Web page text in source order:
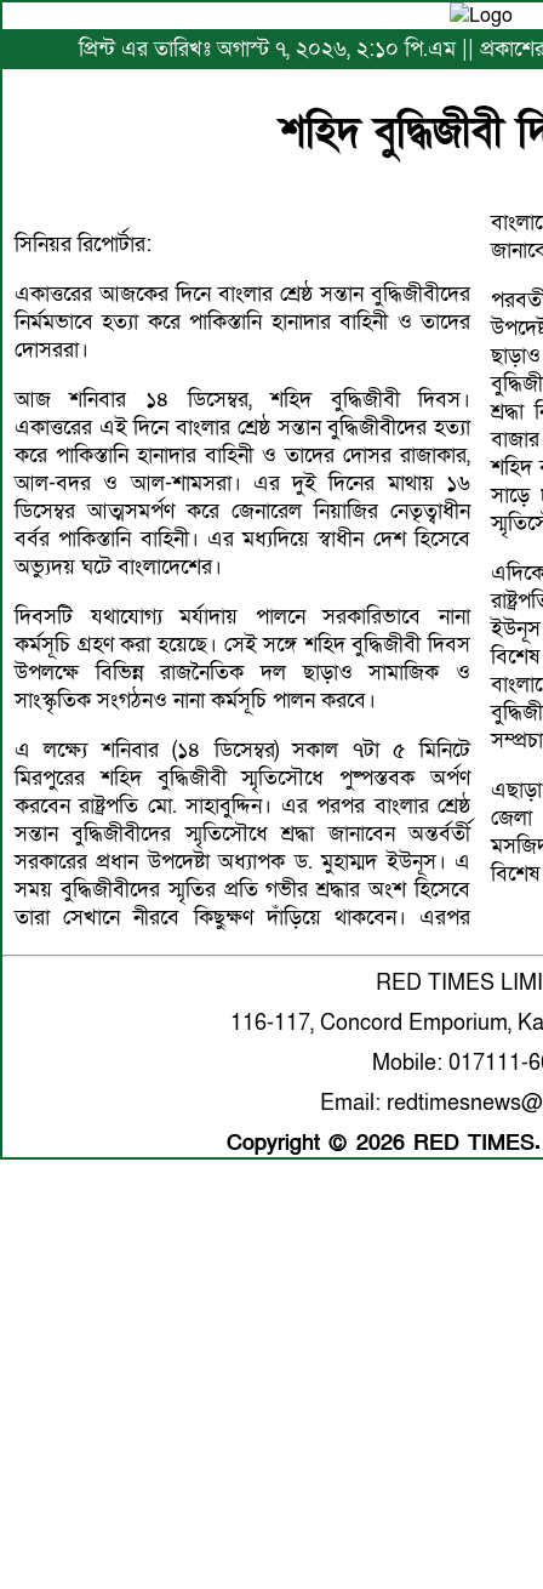
প্রিন্ট এর তারিখঃ অগাস্ট ৭, ২০২৬, ২:১০ পি.এম ||
শহিদ
সিনিয়র রিপোর্টার:
একাত্তরের আজকের দিনে বাংলার শ্রেষ্ঠ সন্তান বুদ্ধিজীবীদের
নির্মমভাবে হত্যা করে পাকিস্তানি হানাদার বাহিনী ও তাদের
দোসররা।
আজ শনিবার ১৪ ডিসেম্বর, শহিদ বুদ্ধিজীবী দিবস।
একাত্তরের এই দিনে বাংলার শ্রেষ্ঠ সন্তান বুদ্ধিজীবীদের হত্যা
করে পাকিস্তানি হানাদার বাহিনী ও তাদের দোসর রাজাকার,
আল-বদর ও আল-শামসরা। এর দুই দিনের মাথায় ১৬
ডিসেম্বর আত্মসমর্পণ করে জেনারেল নিয়াজির নেতৃত্বাধীন
বর্বর পাকিস্তানি বাহিনী। এর মধ্যদিয়ে স্বাধীন দেশ হিসেবে
অভ্যুদয় ঘটে বাংলাদেশের।
দিবসটি যথাযোগ্য মর্যাদায় পালনে সরকারিভাবে নানা
কর্মসূচি গ্রহণ করা হয়েছে। সেই সঙ্গে শহিদ বুদ্ধিজীবী দিবস
উপলক্ষে বিভিন্ন রাজনৈতিক দল ছাড়াও সামাজিক ও
সাংস্কৃতিক সংগঠনও নানা কর্মসূচি পালন করবে।
এ লক্ষ্যে শনিবার (১৪ ডিসেম্বর) সকাল ৭টা ৫ মিনিটে
মিরপুরের শহিদ বুদ্ধিজীবী স্মৃতিসৌধে পুষ্পস্তবক অর্পণ
করবেন রাষ্ট্রপতি মো. সাহাবুদ্দিন। এর পরপর বাংলার শ্রেষ্ঠ
সন্তান বুদ্ধিজীবীদের স্মৃতিসৌধে শ্রদ্ধা জানাবেন অন্তর্বর্তী
সরকারের প্রধান উপদেষ্টা অধ্যাপক ড. মুহাম্মদ ইউনূস। এ
সময় বুদ্ধিজীবীদের স্মৃতির প্রতি গভীর শ্রদ্ধার অংশ হিসেবে
তারা সেখানে নীরবে কিছুক্ষণ দাঁড়িয়ে থাকবেন। এরপর
শহিদ
সাড়ে
RED TIMES
116-117, Concord Emporium,
Mobile: 017111-
Email:
Copyright © 2026 RED